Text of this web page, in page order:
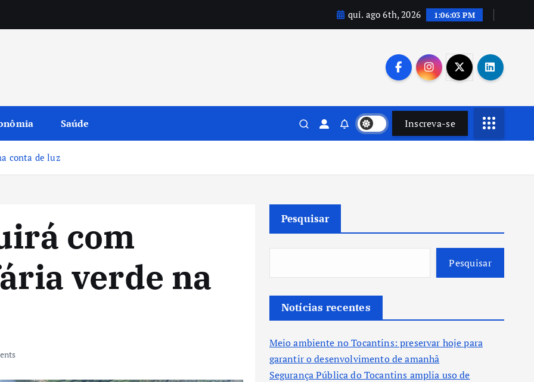
qui. ago 6th, 2026 1:06:04 PM
Saúde Inscreva-se
conta de luz
com
verde na
Pesquisar
Pesquisar
Notícias recentes
Meio ambiente no Tocantins: preservar hoje para
garantir o desenvolvimento de amanhã
Segurança Pública do Tocantins amplia uso de